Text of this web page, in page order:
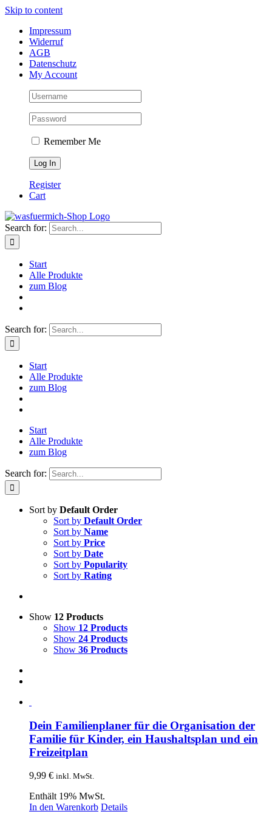
Skip to content
Impressum
Widerruf
AGB
Datenschutz
My Account
Remember Me
Register
Cart
Search for:
Start
Alle Produkte
zum Blog
Search for:
Start
Alle Produkte
zum Blog
Start
Alle Produkte
zum Blog
Search for:
Sort by Default Order
Sort by Default Order
Sort by Name
Sort by Price
Sort by Date
Sort by Popularity
Sort by Rating
Show 12 Products
Show 12 Products
Show 24 Products
Show 36 Products
Dein Familienplaner für die Organisation der
Familie für Kinder, ein Haushaltsplan und ein
Freizeitplan
9,99 € inkl. MwSt.
Enthält 19% MwSt.
In den Warenkorb Details